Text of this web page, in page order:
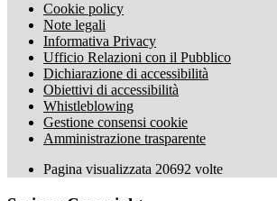
Cookie policy
Note legali
Informativa Privacy
Ufficio Relazioni con il Pubblico
Dichiarazione di accessibilità
Obiettivi di accessibilità
Whistleblowing
Gestione consensi cookie
Amministrazione trasparente
Pagina visualizzata 20692 volte